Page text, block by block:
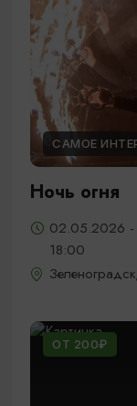
САМОЕ
Ночь огня
02.05.2026 -
18:00
ОТ 200₽